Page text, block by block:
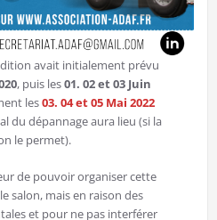
avait initialement prévu
, puis les01. 02 et 03 Juin
les03. 04 et 05 Mai 2022
du dépannage aura lieu (si la
le permet).
de pouvoir organiser cette
salon, mais en raison des
et pour ne pas interférer